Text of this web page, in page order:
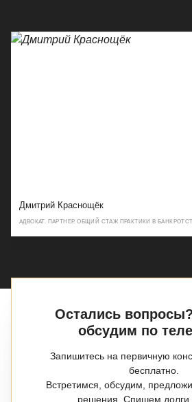
Дмитрий Краснощёк
АДВОКАТ. ПАРТНЕР. ОБЩИЙ СТАЖ ПРАКТИКИ В
ТЕЛЕФОН
+7 (495) 125-2242
Остались
обсудим по
Запишитесь на первичную
бесплатно.
Встретимся, обсудим,
решения. Спишем долги